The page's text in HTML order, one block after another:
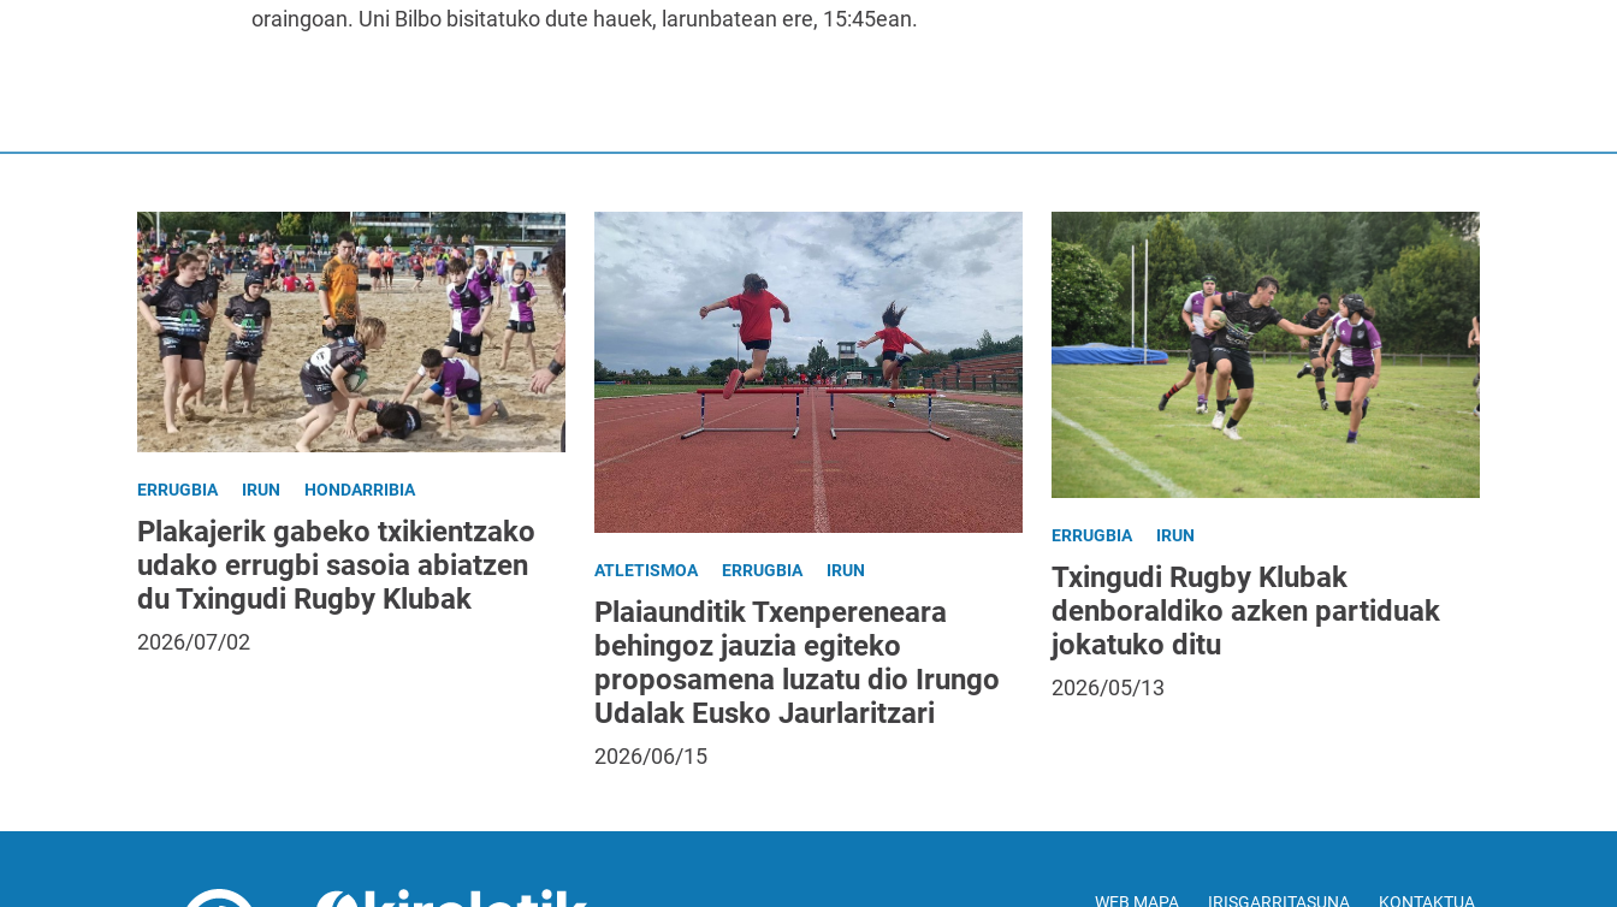
oraingoan. Uni Bilbo bisitatuko dute hauek, larunbatean ere, 15:45ean.
ERRUGBIA IRUN HONDARRIBIA
Plakajerik gabeko txikientzako
udako errugbi sasoia abiatzen
du Txingudi Rugby Klubak
2026/07/02
ATLETISMOA ERRUGBIA IRUN
Plaiaunditik Txenpereneara
behingoz jauzia egiteko
proposamena luzatu dio Irungo
Udalak Eusko Jaurlaritzari
2026/06/15
ERRUGBIA IRUN
Txingudi Rugby Klubak
denboraldiko azken partiduak
jokatuko ditu
2026/05/13